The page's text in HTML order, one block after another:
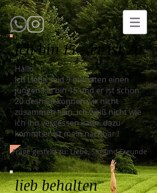
ich bin 15 - er ist 20
Hallo
Ich Liebe seid 9 monaten einen
jungen.Ich bin 15 und er ist schon
20 deshalb können wir nicht
zusammen sein. ich weiß nicht wie
ich ihn vergessen kann..dazu
kommt er ist mein nachbar !
Frage gestellt zu: Liebe, Sex und Freunde
lieb behalten